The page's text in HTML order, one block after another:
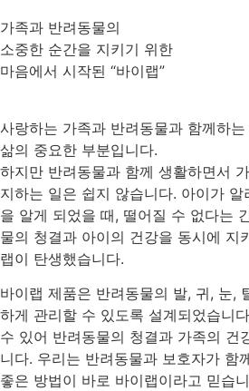
가족과 반려동물의
소중한 순간을 지키기 위한
마음에서 시작된 “바이랩”
사랑하는 가족과 반려동물과 함께하
삶의 중요한 부분입니다.
하지만 반려동물과 함께 생활하면서
지하는 일은 쉽지 않습니다. 아이가
을 알게 되었을 때, 떨어질 수 없다는
물의 청결과 아이의 건강을 동시에 지
랩이 탄생했습니다.
바이랩 제품은 반려동물의 발, 귀, 눈,
하게 관리할 수 있도록 설계되었습니
수 있어 반려동물의 청결과 가족의 건
니다. 우리는 반려동물과 보호자가 함
좋은 방법이 바로 바이랩이라고 믿습